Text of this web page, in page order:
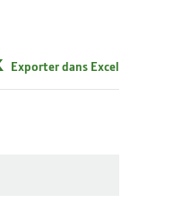
Exporter dans Excel